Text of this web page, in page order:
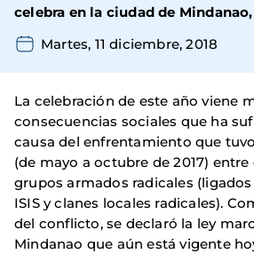
celebra en la ciudad de
Martes, 11 diciembre, 2018
La celebración de este año viene
consecuencias sociales que ha
causa del enfrentamiento que
(de mayo a octubre de 2017)
grupos armados radicales (ligados
ISIS y clanes locales radicales).
del conflicto, se declaró la ley
Mindanao que aún está vigente